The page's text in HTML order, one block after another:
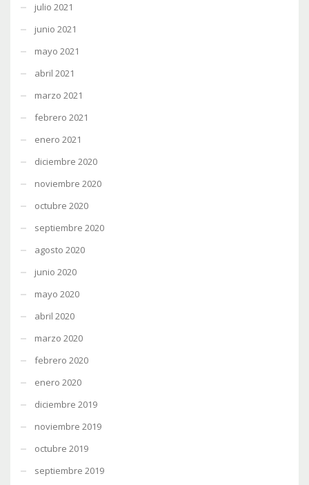
julio 2021
junio 2021
mayo 2021
abril 2021
marzo 2021
febrero 2021
enero 2021
diciembre 2020
noviembre 2020
octubre 2020
septiembre 2020
agosto 2020
junio 2020
mayo 2020
abril 2020
marzo 2020
febrero 2020
enero 2020
diciembre 2019
noviembre 2019
octubre 2019
septiembre 2019